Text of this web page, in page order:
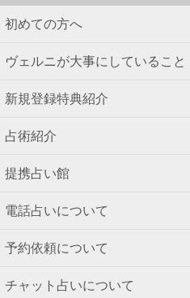
初めての方へ
ヴェルニが大事にしていること
新規登録特典紹介
占術紹介
提携占い館
電話占いについて
予約依頼について
チャット占いについて